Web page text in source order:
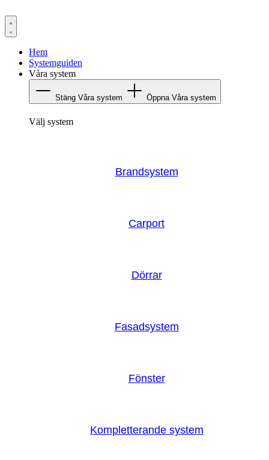
till
innehåll
Hem
Systemguiden
Våra system
Stäng Våra system Öppna Våra system
Välj system
Brandsystem
Carport
Dörrar
Fasadsystem
Fönster
Kompletterande system